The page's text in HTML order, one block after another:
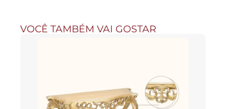
VOCÊ TAMBÉM VAI GOSTAR